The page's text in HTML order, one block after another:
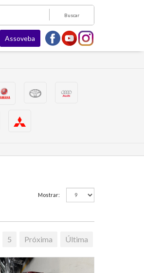
Buscar
Assoveba
Mostrar:
5 Próxima Última